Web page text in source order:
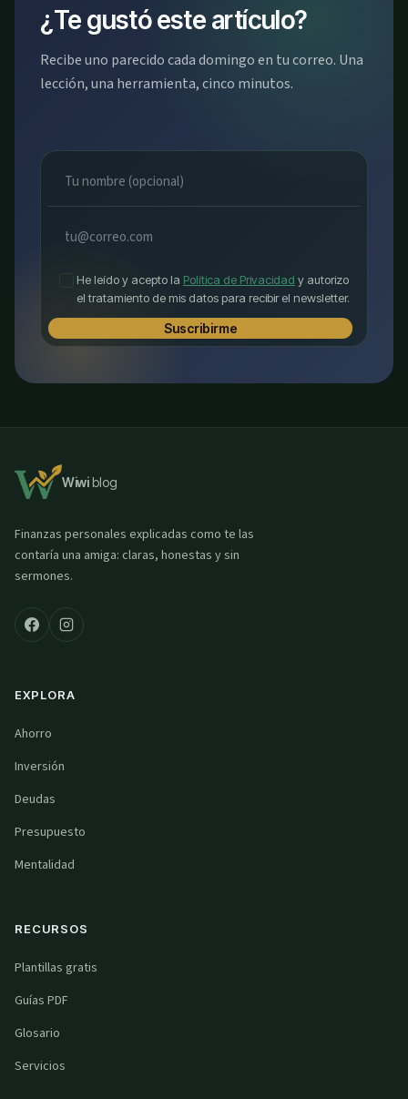
¿Te gustó este artículo?
Recibe uno parecido cada domingo en tu correo. Una
lección, una herramienta, cinco minutos.
He leído y acepto la Política de Privacidad y autorizo
el tratamiento de mis datos para recibir el newsletter.
Suscribirme
Wiwiblog
Finanzas personales explicadas como te las
contaría una amiga: claras, honestas y sin
sermones.
EXPLORA
Ahorro
Inversión
Deudas
Presupuesto
Mentalidad
RECURSOS
Plantillas gratis
Guías PDF
Glosario
Servicios